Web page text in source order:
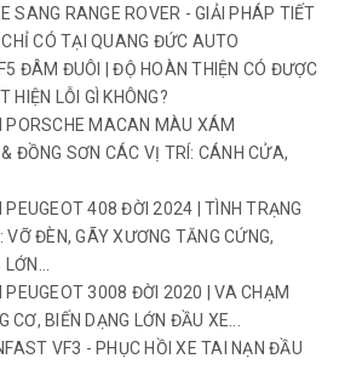
SANG RANGE ROVER - GIẢI PHÁP TIẾT
CÓ TẠI QUANG ĐỨC AUTO
ĐÂM ĐUÔI | ĐỘ HOÀN THIỆN CÓ ĐƯỢC
HIỆN LỖI GÌ KHÔNG?
PORSCHE MACAN MÀU XÁM
ĐỒNG SƠN CÁC VỊ TRÍ: CÁNH CỬA,
PEUGEOT 408 ĐỜI 2024 | TÌNH TRẠNG
VỠ ĐÈN, GÃY XƯƠNG TĂNG CỨNG,
PEUGEOT 3008 ĐỜI 2020 | VA CHẠM
CƠ, BIẾN DẠNG LỚN ĐẦU XE...
VF3 - PHỤC HỒI XE TAI NẠN ĐẦU